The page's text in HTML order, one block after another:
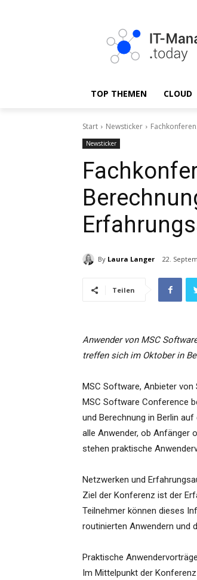
TOP THEMEN CLOUD
Start Newsticker
Newsticker
By Laura Langer 22.
Teilen
Anwender von MSC
treffen sich im Oktober in
MSC Software, Anbieter
MSC Software Conference
und Berechnung in Berlin
alle Anwender, ob Anfänger
stehen praktische
Netzwerken und
Ziel der Konferenz ist der
Teilnehmer können dieses
routinierten Anwendern und
Praktische Anwendervorträge
Im Mittelpunkt der